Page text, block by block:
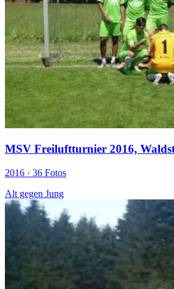
MSV Freiluftturnier 2016,
2016 · 36 Fotos
Alt gegen Jung